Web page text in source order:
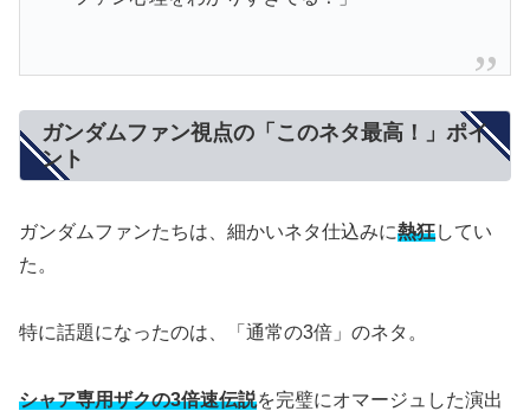
ガンダムファン視点の「このネタ最高！」ポイ
ント
ガンダムファンたちは、細かいネタ仕込みに熱狂してい
た。
特に話題になったのは、「通常の3倍」のネタ。
シャア専用ザクの3倍速伝説を完璧にオマージュした演出